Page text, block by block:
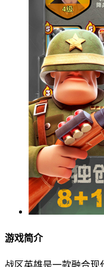
游戏简介
战区英雄是一款融合